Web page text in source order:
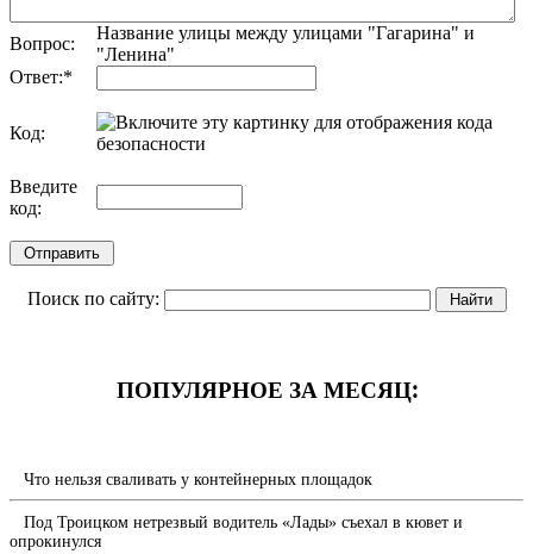
Вопрос:
Название улицы между улицами "Гагарина" и
"Ленина"
Ответ:*
Код:
Введите
код:
Поиск по сайту:
ПОПУЛЯРНОЕ ЗА МЕСЯЦ:
Что нельзя сваливать у контейнерных площадок
Под Троицком нетрезвый водитель «Лады» съехал в кювет и
опрокинулся